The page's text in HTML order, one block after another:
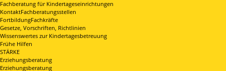
Fachberatung für Kindertageseinrichtungen
KontaktFachberatungsstellen
FortbildungFachkräfte
Gesetze, Vorschriften, Richtlinien
Wissenswertes zur Kindertagesbetreuung
Frühe Hilfen
STÄRKE
Erziehungsberatung
Erziehungsberatung